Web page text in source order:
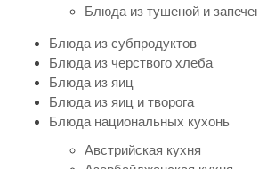
Блюда из тушеной и
Блюда из субпродуктов
Блюда из черствого хлеба
Блюда из яиц
Блюда из яиц и творога
Блюда национальных кухонь
Австрийская кухня